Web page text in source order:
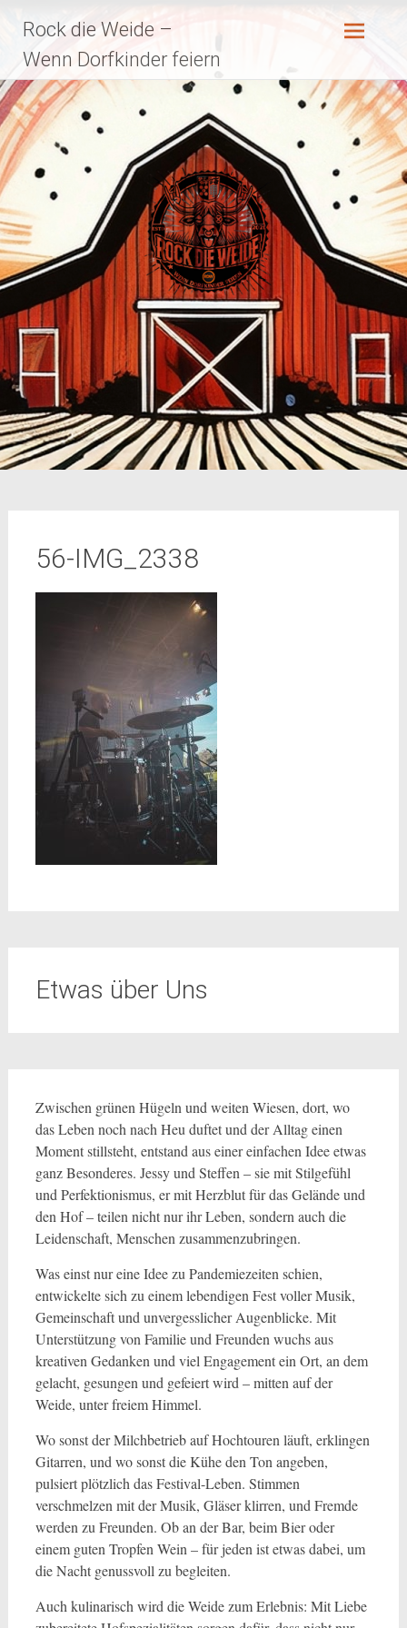
Inhalt
springen
Rock die Weide –
Wenn Dorfkinder feiern
56-IMG_2338
Etwas über Uns
Zwischen grünen Hügeln und weiten Wiesen, dort, wo
das Leben noch nach Heu duftet und der Alltag einen
Moment stillsteht, entstand aus einer einfachen Idee etwas
ganz Besonderes. Jessy und Steffen – sie mit Stilgefühl
und Perfektionismus, er mit Herzblut für das Gelände und
den Hof – teilen nicht nur ihr Leben, sondern auch die
Leidenschaft, Menschen zusammenzubringen.
Was einst nur eine Idee zu Pandemiezeiten schien,
entwickelte sich zu einem lebendigen Fest voller Musik,
Gemeinschaft und unvergesslicher Augenblicke. Mit
Unterstützung von Familie und Freunden wuchs aus
kreativen Gedanken und viel Engagement ein Ort, an dem
gelacht, gesungen und gefeiert wird – mitten auf der
Weide, unter freiem Himmel.
Wo sonst der Milchbetrieb auf Hochtouren läuft, erklingen
Gitarren, und wo sonst die Kühe den Ton angeben,
pulsiert plötzlich das Festival-Leben. Stimmen
verschmelzen mit der Musik, Gläser klirren, und Fremde
werden zu Freunden. Ob an der Bar, beim Bier oder
einem guten Tropfen Wein – für jeden ist etwas dabei, um
die Nacht genussvoll zu begleiten.
Auch kulinarisch wird die Weide zum Erlebnis: Mit Liebe